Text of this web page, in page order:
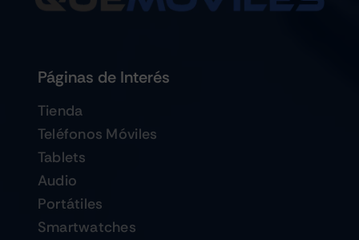
Páginas de Interés
Tienda
Teléfonos Móviles
Tablets
Audio
Portátiles
Smartwatches